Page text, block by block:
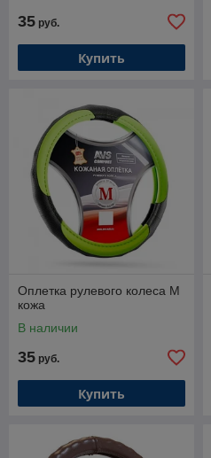
35 руб.
Купить
Оплетка рулевого колеса M
кожа
В наличии
35 руб.
Купить